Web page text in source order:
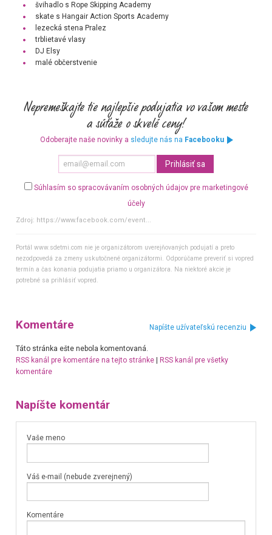
švihadlo s Rope Skipping Academy
skate s Hangair Action Sports Academy
lezecká stena Pralez
trblietavé vlasy
DJ Elsy
malé občerstvenie
Odoberajte naše novinky a sledujte nás na Facebooku
Súhlasím so spracovávaním osobných údajov pre marketingové
účely
Zdroj: https://www.facebook.com/event...
Portál www.sdetmi.com nie je organizátorom uverejňovaných podujatí a preto
nezodpovedá za zmeny uskutočnené organizátormi. Odporúčame preveriť si vopred
termín a čas konania podujatia priamo u organizátora. Na niektoré akcie je
potrebné sa prihlásiť vopred.
Komentáre Napíšte užívateľskú recenziu
Táto stránka ešte nebola komentovaná.
RSS kanál pre komentáre na tejto stránke|
RSS kanál pre všetky
komentáre
Napíšte komentár
Vaše meno
Váš e-mail (nebude zverejnený)
Komentáre